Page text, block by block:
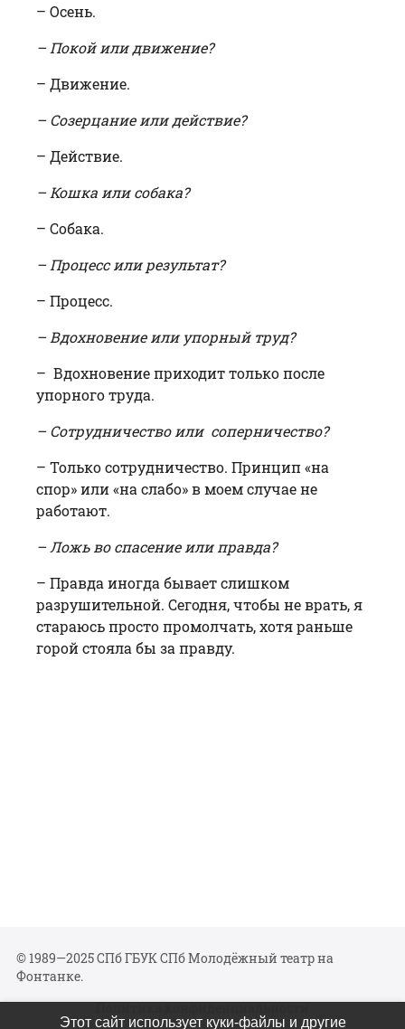
– Осень.
– Покой или движение?
– Движение.
– Созерцание или действие?
– Действие.
– Кошка или собака?
– Собака.
– Процесс или результат?
– Процесс.
– Вдохновение или упорный труд?
– Вдохновение приходит только после
упорного труда.
– Сотрудничество или соперничество?
– Только сотрудничество. Принцип «на
спор» или «на слабо» в моем случае не
работают.
– Ложь во спасение или правда?
– Правда иногда бывает слишком
разрушительной. Сегодня, чтобы не врать, я
стараюсь просто промолчать, хотя раньше
горой стояла бы за правду.
© 1989—2025 СПб ГБУК СПб Молодёжный театр на
Фонтанке.
Политика конфиденциальности
Этот сайт использует куки-файлы и другие